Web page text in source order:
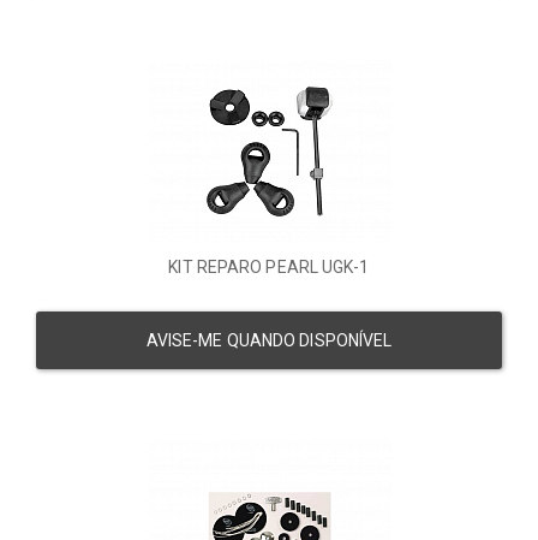
KIT REPARO PEARL UGK-1
AVISE-ME QUANDO DISPONÍVEL